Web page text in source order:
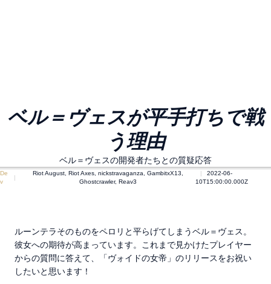
ベル＝ヴェスが平手打ちで戦
う理由
ベル＝ヴェスの開発者たちとの質疑応答
De
v
Riot August, Riot Axes, nickstravaganza, GambitxX13,
Ghostcrawler, Reav3
2022-06-
10T15:00:00.000Z
ルーンテラそのものをペロリと平らげてしまうベル＝ヴェス。
彼女への期待が高まっています。これまで見かけたプレイヤー
からの質問に答えて、「ヴォイドの女帝」のリリースをお祝い
したいと思います！